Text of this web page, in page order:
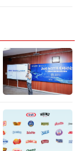
司主营业务
次交易，公
伸至具体的
链的垂直整